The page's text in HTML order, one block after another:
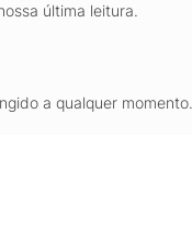
última leitura.
a qualquer momento.